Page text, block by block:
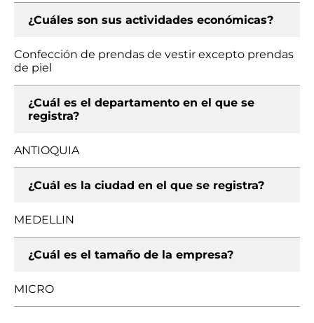
¿Cuáles son sus actividades económicas?
Confección de prendas de vestir excepto prendas
de piel
¿Cuál es el departamento en el que se
registra?
ANTIOQUIA
¿Cuál es la ciudad en el que se registra?
MEDELLIN
¿Cuál es el tamaño de la empresa?
MICRO